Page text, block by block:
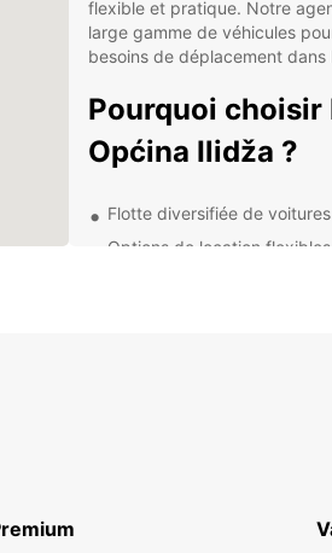
flexible et pratique. Notre
large gamme de véhicules
besoins de déplacement dans
Pourquoi choisir
Općina Ilidža ?
Flotte diversifiée de
Options de location
et profitez de nos offres